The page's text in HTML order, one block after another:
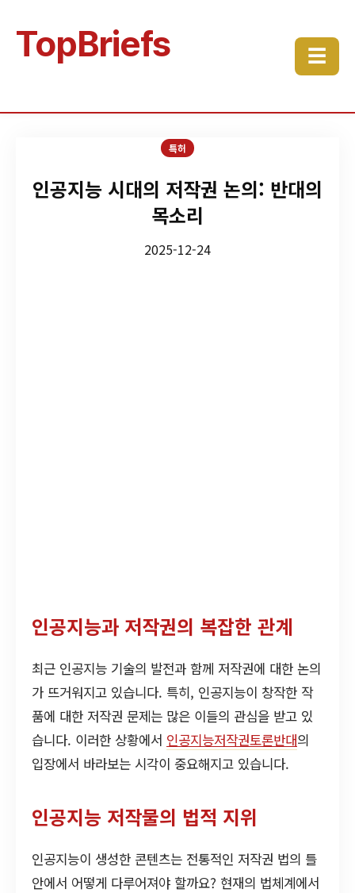
TopBriefs ☰
특허
인공지능 시대의 저작권 논의: 반대의
목소리
2025-12-24
인공지능과 저작권의 복잡한 관계
최근 인공지능 기술의 발전과 함께 저작권에 대한 논의
가 뜨거워지고 있습니다. 특히, 인공지능이 창작한 작
품에 대한 저작권 문제는 많은 이들의 관심을 받고 있
습니다. 이러한 상황에서 인공지능저작권토론반대의
입장에서 바라보는 시각이 중요해지고 있습니다.
인공지능 저작물의 법적 지위
인공지능이 생성한 콘텐츠는 전통적인 저작권 법의 틀
안에서 어떻게 다루어져야 할까요? 현재의 법체계에서